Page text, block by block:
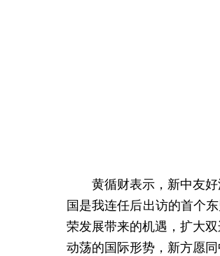
黄循财表示，新中友
国是我连任后出访的首个
荣发展带来的机遇，扩大
动荡的国际形势，新方愿